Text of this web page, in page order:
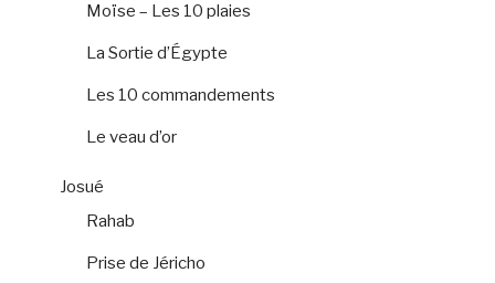
Moïse – Les 10 plaies
La Sortie d’Égypte
Les 10 commandements
Le veau d’or
Josué
Rahab
Prise de Jéricho